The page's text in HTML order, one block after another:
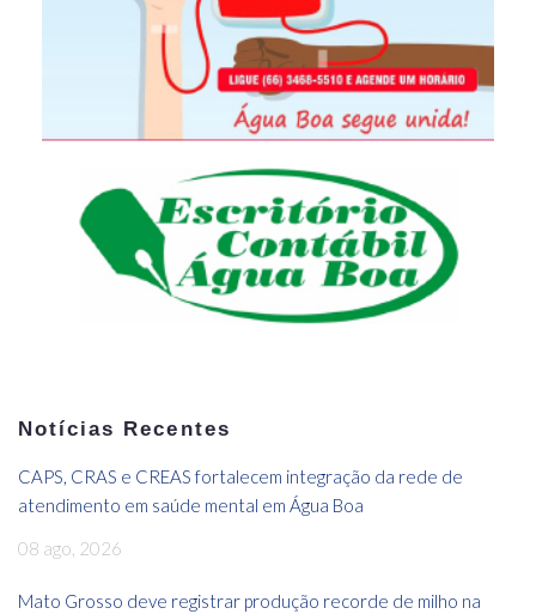
Notícias Recentes
CAPS, CRAS e CREAS fortalecem integração da rede de
atendimento em saúde mental em Água Boa
08 ago, 2026
Mato Grosso deve registrar produção recorde de milho na